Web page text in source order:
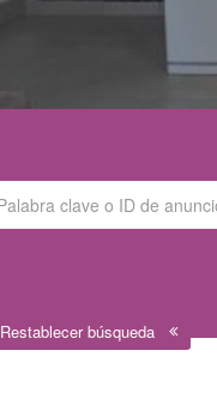
Restablecer búsqueda